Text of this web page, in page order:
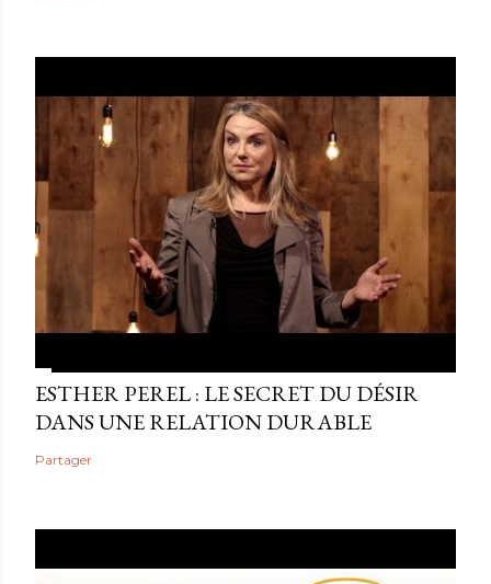
ESTHER PEREL : LE SECRET DU DÉSIR
DANS UNE RELATION DURABLE
Partager